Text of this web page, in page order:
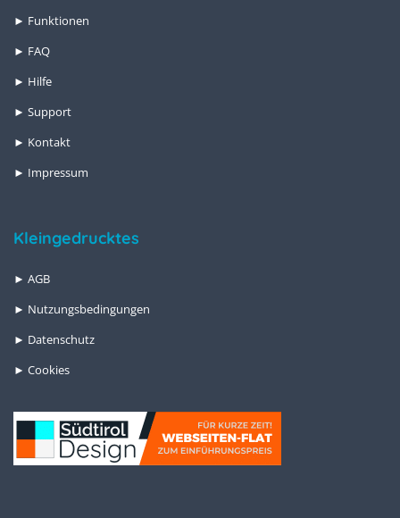
► Funktionen
► FAQ
► Hilfe
► Support
► Kontakt
► Impressum
Kleingedrucktes
► AGB
► Nutzungsbedingungen
► Datenschutz
► Cookies